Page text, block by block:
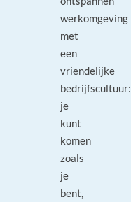
werkomgeving
met
een
vriendelijke
bedrijfscultuur:
je
kunt
komen
zoals
je
bent,